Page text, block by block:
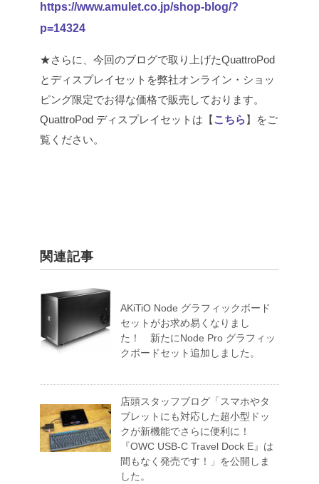
https://www.amulet.co.jp/shop-blog/?
p=14324
★さらに、今回のブログで取り上げたQuattroPod
とディスプレイセットを弊社オンライン・ショッ
ピング限定でお得な価格で販売しております。
QuattroPod ディスプレイセットは【こちら】をご
覧ください。
関連記事
AKiTiO Node グラフィックボード
セットがお求め易くなりまし
た！ 新たにNode Pro グラフィッ
クボードセット追加しました。
店頭スタッフブログ「スマホやタ
ブレットにも対応した超小型ドッ
クが新機能でさらに便利に！
『OWC USB-C Travel Dock E』は
間もなく発売です！」を公開しま
した。